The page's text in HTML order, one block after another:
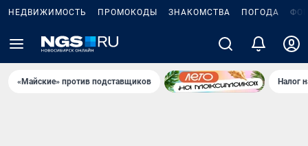
НЕДВИЖИМОСТЬ ПРОМОКОДЫ ЗНАКОМСТВА ПОГОДА
«Майские» против подставщиков Налог